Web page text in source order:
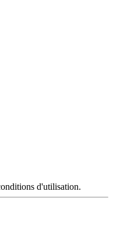
d'utilisation.